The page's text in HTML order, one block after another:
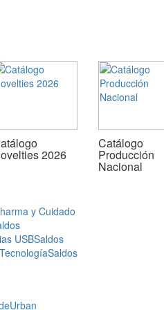
2026
Catálogo
Producción
Nacional
y Cuidado
USBSaldos
Saldos
Urban